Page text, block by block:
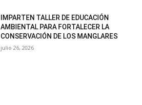
IMPARTEN TALLER DE EDUCACIÓN
AMBIENTAL PARA FORTALECER LA
CONSERVACIÓN DE LOS MANGLARES
julio 26, 2026